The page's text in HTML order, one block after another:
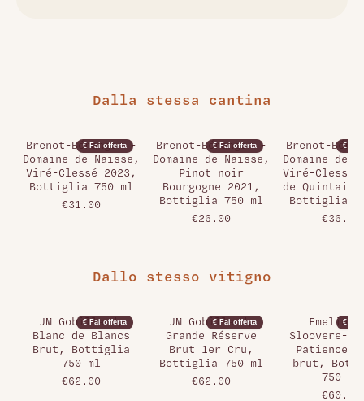
Dalla stessa cantina
€ Fai offerta
Brenot-Béranger -
Domaine de Naisse,
Viré-Clessé 2023,
Bottiglia 750 ml
€31.00
€ Fai offerta
Brenot-Béranger -
Domaine de Naisse,
Pinot noir
Bourgogne 2021,
Bottiglia 750 ml
€26.00
€ Fai
Brenot-
Domaine de
Viré-Clessé
de
Bottiglia
€36.00
Dallo stesso vitigno
€ Fai offerta
JM Gobillard,
Blanc de Blancs
Brut, Bottiglia
750 ml
€62.00
€ Fai offerta
JM Gobillard,
Grande Réserve
Brut 1er Cru,
Bottiglia 750 ml
€62.00
€ Fai
Emeline
Sloovere-
Patience
brut,
750 ml
€60.00